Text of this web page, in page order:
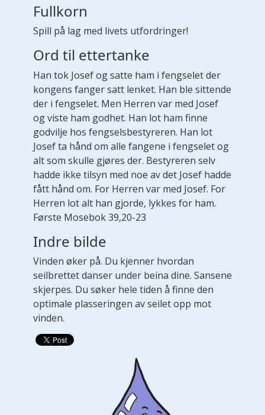
Fullkorn
Spill på lag med livets utfordringer!
Ord til ettertanke
Han tok Josef og satte ham i fengselet der
kongens fanger satt lenket. Han ble sittende
der i fengselet. Men Herren var med Josef
og viste ham godhet. Han lot ham finne
godvilje hos fengselsbestyreren. Han lot
Josef ta hånd om alle fangene i fengselet og
alt som skulle gjøres der. Bestyreren selv
hadde ikke tilsyn med noe av det Josef hadde
fått hånd om. For Herren var med Josef. For
Herren lot alt han gjorde, lykkes for ham.
Første Mosebok 39,20-23
Indre bilde
Vinden øker på. Du kjenner hvordan
seilbrettet danser under beina dine. Sansene
skjerpes. Du søker hele tiden å finne den
optimale plasseringen av seilet opp mot
vinden.